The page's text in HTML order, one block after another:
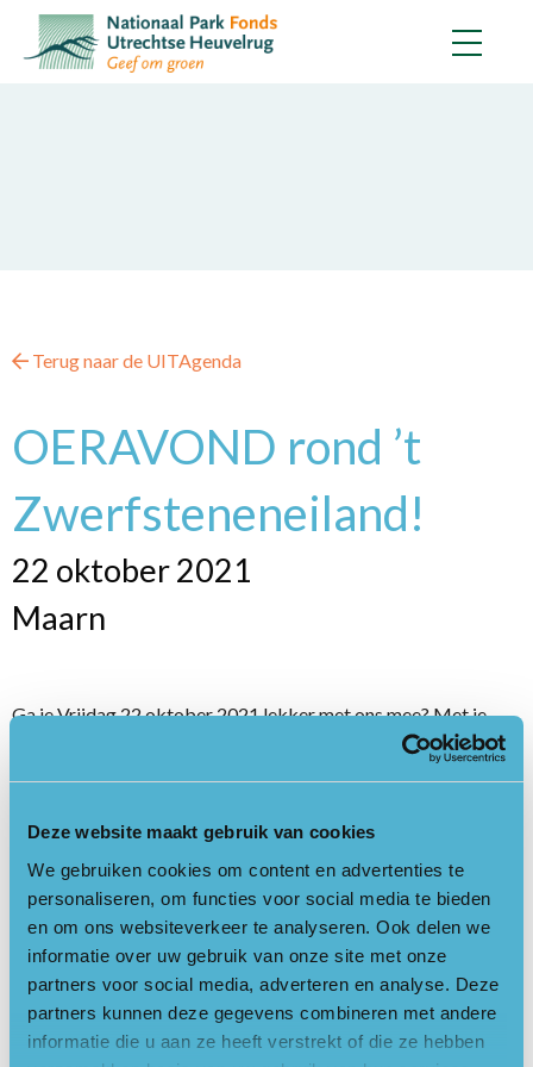
Deze website maakt gebruik van cookies
We gebruiken cookies om content en advertenties te
personaliseren, om functies voor social media te bieden
en om ons websiteverkeer te analyseren. Ook delen we
informatie over uw gebruik van onze site met onze
partners voor social media, adverteren en analyse. Deze
partners kunnen deze gegevens combineren met andere
informatie die u aan ze heeft verstrekt of die ze hebben
Terug naar de UITAgenda
OERAVOND rond ’t
Zwerfsteneneiland!
22 oktober 2021
Maarn
Ga je Vrijdag 22 oktober 2021 lekker met ons mee? Met je
gezin, wat vrienden of familie, iedere leeftijd kan hier van
Na een warm welkom met wat lekkers bij de entree van het
Maarn" stap je in een heuse OERBELEVING!
Trek je goede wandelschoenen, niet je mooiste kleren en een
warme jas aan en we nemen je mee over het Zwerfsteneneiland,
via de stijlwand door het bos van Stameren, naar het
smeltwaterdal, op naar de vuurplaats waar we gezamenlijk een
heerlijk OERMAAL gaan eten bij het kampvuur. En na een mooi